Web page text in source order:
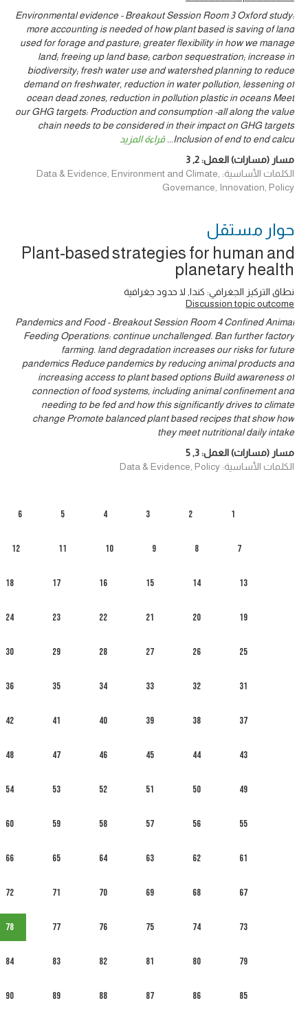
Environmental evidence - Breakout Session Room 3 Oxford study:
more accounting is needed of how plant based is saving of land
used for forage and pasture; greater flexibility in how we manage
land; freeing up land base; carbon sequestration; increase in
biodiversity; fresh water use and watershed planning to reduce
demand on freshwater, reduction in water pollution, lessening of
ocean dead zones, reduction in pollution plastic in oceans Meet
our GHG targets: Production and consumption -all along the value
chain needs to be considered in their impact on GHG targets
Inclusion of end to end calcu
... قراءة المزيد
مسار (مسارات) العمل:2
,
3
الكلمات الأساسية: Data & Evidence, Environment and Climate,
Governance, Innovation, Policy
حوار ‎مستقل
Plant-based strategies for human and
planetary health
نطاق التركيز الجغرافي: كندا, لا حدود جغرافية
Discussion topic outcome
Pandemics and Food - Breakout Session Room 4 Confined Animal
Feeding Operations: continue unchallenged. Ban further factory
farming. land degradation increases our risks for future
pandemics Reduce pandemics by reducing animal products and
increasing access to plant based options Build awareness of
connection of food systems, including animal confinement and
needing to be fed and how this significantly drives to climate
change Promote balanced plant based recipes that show how
they meet nutritional daily intake
مسار (مسارات) العمل:3
,
5
الكلمات الأساسية: Data & Evidence, Policy
1
2
3
4
5
6
7
8
9
10
11
12
13
14
15
16
17
18
19
20
21
22
23
24
25
26
27
28
29
30
31
32
33
34
35
36
37
38
39
40
41
42
43
44
45
46
47
48
49
50
51
52
53
54
55
56
57
58
59
60
61
62
63
64
65
66
67
68
69
70
71
72
73
74
75
76
77
78
79
80
81
82
83
84
85
86
87
88
89
90